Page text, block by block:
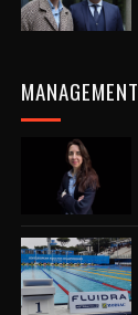
MANAGEMENT